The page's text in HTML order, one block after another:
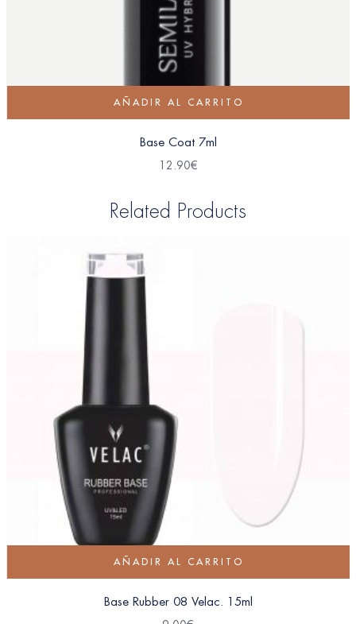
AÑADIR AL CARRITO
Base Coat 7ml
12.90€
Related Products
AÑADIR AL CARRITO
Base Rubber 08 Velac. 15ml